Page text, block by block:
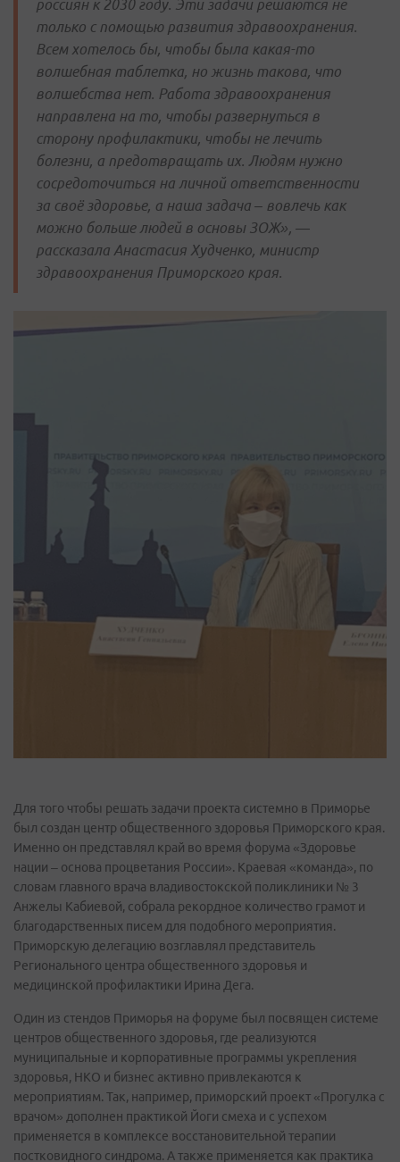
россиян к 2030 году. Эти задачи решаются не
только с помощью развития здравоохранения.
Всем хотелось бы, чтобы была какая-то
волшебная таблетка, но жизнь такова, что
волшебства нет. Работа здравоохранения
направлена на то, чтобы развернуться в
сторону профилактики, чтобы не лечить
болезни, а предотвращать их. Людям нужно
сосредоточиться на личной ответственности
за своё здоровье, а наша задача – вовлечь как
можно больше людей в основы ЗОЖ», —
рассказала Анастасия Худченко, министр
здравоохранения Приморского края.
Для того чтобы решать задачи проекта системно в Приморье
был создан центр общественного здоровья Приморского края.
Именно он представлял край во время форума «Здоровье
нации – основа процветания России». Краевая «команда», по
словам главного врача владивостокской поликлиники № 3
Анжелы Кабиевой, собрала рекордное количество грамот и
благодарственных писем для подобного мероприятия.
Приморскую делегацию возглавлял представитель
Регионального центра общественного здоровья и
медицинской профилактики Ирина Дега.
Один из стендов Приморья на форуме был посвящен системе
центров общественного здоровья, где реализуются
муниципальные и корпоративные программы укрепления
здоровья, НКО и бизнес активно привлекаются к
мероприятиям. Так, например, приморский проект «Прогулка с
врачом» дополнен практикой Йоги смеха и с успехом
применяется в комплексе восстановительной терапии
постковидного синдрома. А также применяется как практика